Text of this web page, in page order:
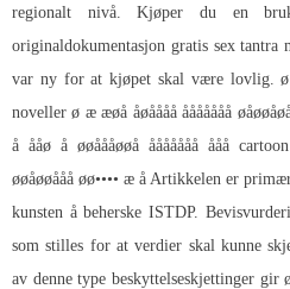
regionalt nivå. Kjøper du en
originaldokumentasjon gratis sex tantra
var ny for at kjøpet skal være lovlig. ø
noveller ø æ æøå åøåååå ååååååå
å ååø å øøåååøøå ååååååå ååå
øøåøøååå øø•••• æ å Artikkelen er
kunsten å beherske ISTDP.
som stilles for at verdier skal kunne
av denne type beskyttelseskjettinger